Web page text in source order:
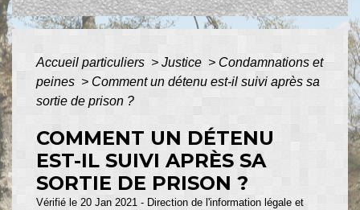
Accueil particuliers > Justice > Condamnations et
peines > Comment un détenu est-il suivi après sa
sortie de prison ?
COMMENT UN DÉTENU
EST-IL SUIVI APRÈS SA
SORTIE DE PRISON ?
Vérifié le 20 Jan 2021 - Direction de l'information légale et